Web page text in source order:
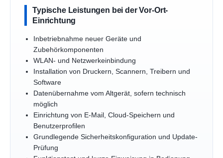
Typische Leistungen bei der Vor-Ort-
Einrichtung
Inbetriebnahme neuer Geräte und
Zubehörkomponenten
WLAN- und Netzwerkeinbindung
Installation von Druckern, Scannern, Treibern und
Software
Datenübernahme vom Altgerät, sofern technisch
möglich
Einrichtung von E-Mail, Cloud-Speichern und
Benutzerprofilen
Grundlegende Sicherheitskonfiguration und Update-
Prüfung